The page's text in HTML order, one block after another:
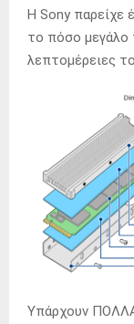
Η Sony παρείχε
το πόσο μεγάλο
λεπτομέρειες
Υπάρχουν